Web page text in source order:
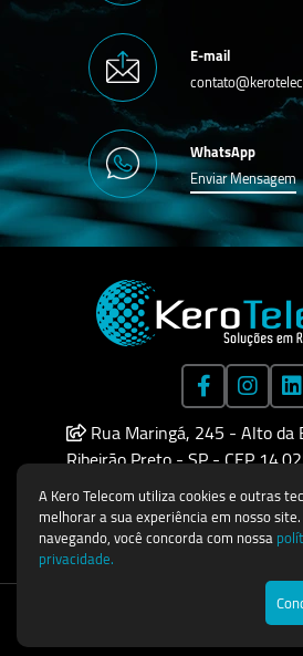
E-mail
WhatsApp
Enviar Mensagem
Rua Maringá, 245 - Alto da
Ribeirão Preto - SP - CEP
Todos os direitos
Agência de Marketing Digital
A Kero Telecom utiliza cookies e outras
melhorar a sua experiência em nosso
navegando, você concorda com nossa
privacidade.